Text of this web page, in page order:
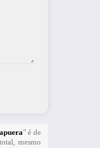
" é de
mesmo